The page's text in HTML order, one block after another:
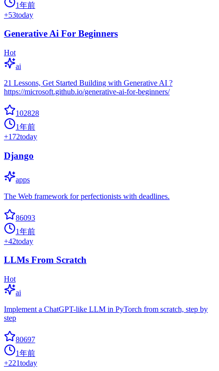
1年前
+53today
Generative Ai For Beginners
Hot
ai
21 Lessons, Get Started Building with Generative AI ?
https://microsoft.github.io/generative-ai-for-beginners/
102828
1年前
+172today
Django
apps
The Web framework for perfectionists with deadlines.
86093
1年前
+42today
LLMs From Scratch
Hot
ai
Implement a ChatGPT-like LLM in PyTorch from scratch, step by
step
80697
1年前
+221today